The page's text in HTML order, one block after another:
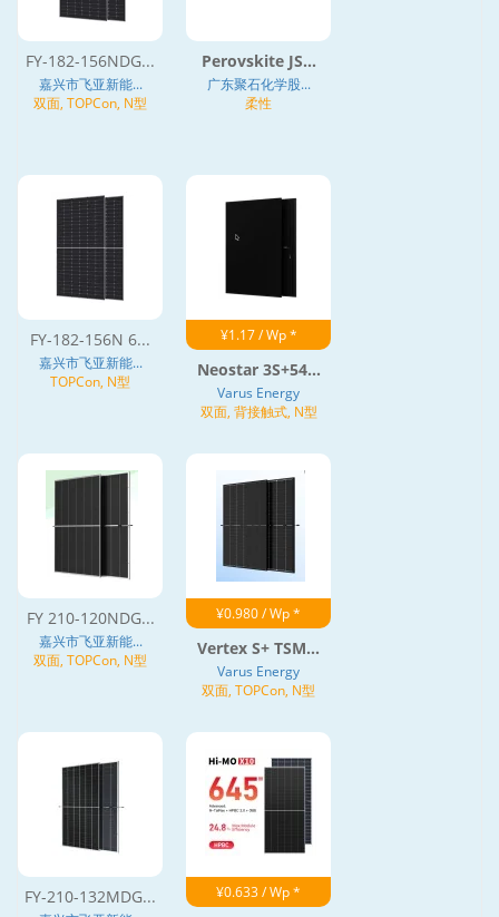
FY-182-156NDG...
嘉兴市飞亚新能...
双面, TOPCon, N型
Perovskite JS...
广东聚石化学股...
柔性
FY-182-156N 6...
嘉兴市飞亚新能...
TOPCon, N型
¥1.17 / Wp *
Neostar 3S+54...
Varus Energy
双面, 背接触式, N型
FY 210-120NDG...
嘉兴市飞亚新能...
双面, TOPCon, N型
¥0.980 / Wp *
Vertex S+ TSM...
Varus Energy
双面, TOPCon, N型
FY-210-132MDG... ¥0.633 / Wp *